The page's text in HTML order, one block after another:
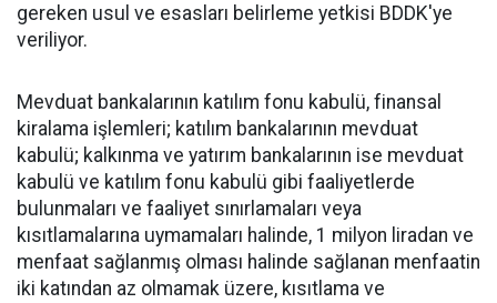
gereken usul ve esasları belirleme yetkisi BDDK'ye
veriliyor.
Mevduat bankalarının katılım fonu kabulü, finansal
kiralama işlemleri; katılım bankalarının mevduat
kabulü; kalkınma ve yatırım bankalarının ise mevduat
kabulü ve katılım fonu kabulü gibi faaliyetlerde
bulunmaları ve faaliyet sınırlamaları veya
kısıtlamalarına uymamaları halinde, 1 milyon liradan ve
menfaat sağlanmış olması halinde sağlanan menfaatin
iki katından az olmamak üzere, kısıtlama ve